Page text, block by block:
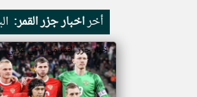
أخراخبار جزر القمر:
اخبار جزر القمر من ار تي عربي